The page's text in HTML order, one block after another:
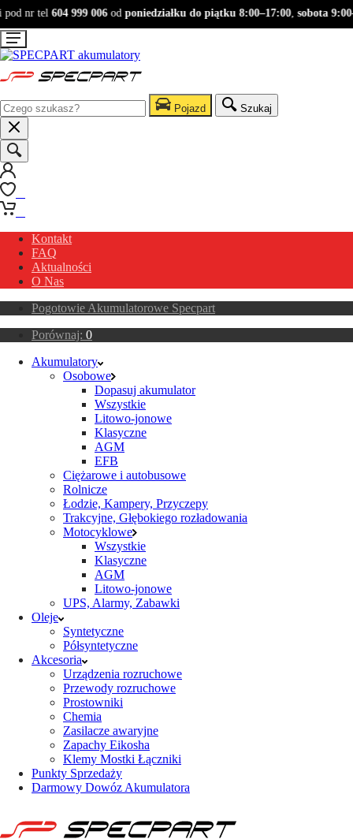
nr tel604 999 006odponiedziałku do piątku 8:00–17:00,sobota
Pojazd Szukaj
Kontakt
FAQ
Aktualności
O Nas
Pogotowie Akumulatorowe Specpart
Porównaj: 0
Akumulatory
Osobowe
Dopasuj akumulator
Wszystkie
Litowo-jonowe
Klasyczne
AGM
EFB
Ciężarowe i autobusowe
Rolnicze
Łodzie, Kampery, Przyczepy
Trakcyjne, Głębokiego rozładowania
Motocyklowe
Wszystkie
Klasyczne
AGM
Litowo-jonowe
UPS, Alarmy, Zabawki
Oleje
Syntetyczne
Półsyntetyczne
Akcesoria
Urządzenia rozruchowe
Przewody rozruchowe
Prostowniki
Chemia
Zasilacze awaryjne
Zapachy Eikosha
Klemy Mostki Łączniki
Punkty Sprzedaży
Darmowy Dowóz Akumulatora